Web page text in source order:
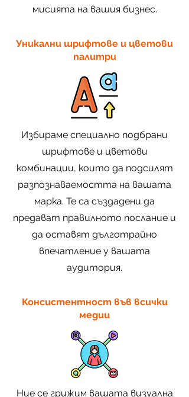
мисията на вашия бизнес.
Уникални шрифтове и цветови
палитри
Избираме специално подбрани
шрифтове и цветови
комбинации, които да подсилят
разпознаваемостта на вашата
марка. Те са създадени да
предават правилното послание и
да оставят дълготрайно
впечатление у вашата
аудитория.
Консистентност във всички
медии
Ние се грижим вашата визуална